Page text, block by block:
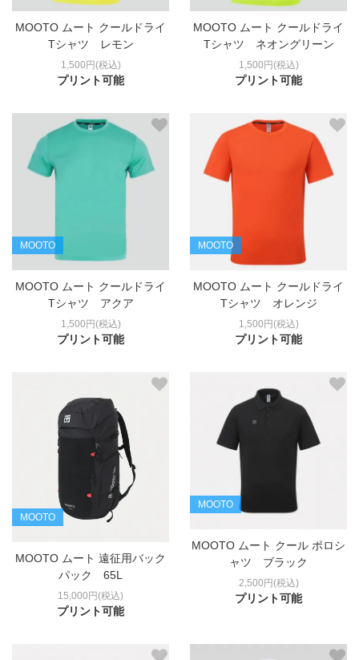
MOOTO ムート クールドライ
Tシャツ レモン
1,500円(税込)
プリント可能
MOOTO ムート クールドライ
Tシャツ ネオングリーン
1,500円(税込)
プリント可能
MOOTO
MOOTO ムート クールドライ
Tシャツ アクア
1,500円(税込)
プリント可能
MOOTO
MOOTO ムート クールドライ
Tシャツ オレンジ
1,500円(税込)
プリント可能
MOOTO
MOOTO ムート 遠征用バック
パック 65L
15,000円(税込)
プリント可能
MOOTO
MOOTO ムート クール ポロシ
ャツ ブラック
2,500円(税込)
プリント可能